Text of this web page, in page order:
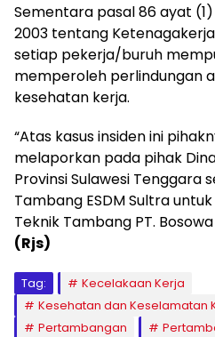
Sementara pasal 86 ayat
2003 tentang
setiap pekerja/buruh
memperoleh perlindungan
kesehatan kerja.
“Atas kasus insiden ini
melaporkan pada pihak
Provinsi Sulawesi
Tambang ESDM Sultra
Teknik Tambang PT.
(Rjs)
Tag:
Kecelakaan Kerja
Kesehatan dan Keselamatan
Pertambangan